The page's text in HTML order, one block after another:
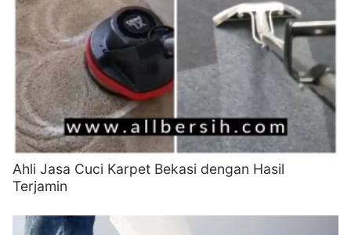
Ahli Jasa Cuci Karpet Bekasi dengan Hasil
Terjamin